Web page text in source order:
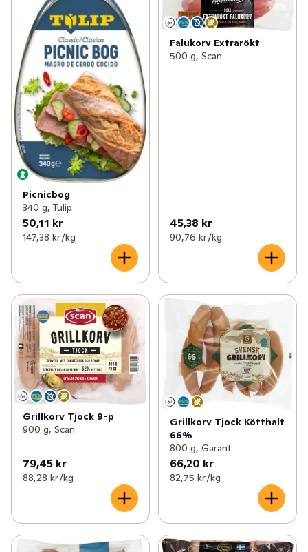
Picnicbog
340 g, Tulip
50,11 kr
147,38 kr /kg
Falukorv Extrarökt
500 g, Scan
45,38 kr
90,76 kr /kg
Grillkorv Tjock 9-p
900 g, Scan
79,45 kr
88,28 kr /kg
Grillkorv Tjock Kötthalt
66%
800 g, Garant
66,20 kr
82,75 kr /kg